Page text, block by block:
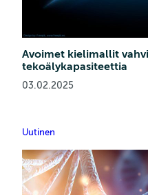
Avoimet kielimallit
tekoälykapasiteettia
03.02.2025
Uutinen